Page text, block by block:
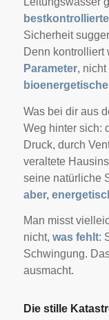
Sicherheit
Denn kontrolliert
Parameter, nicht
Was bei dir aus
Weg hinter sich:
Druck, durch
veraltete
seine natürliche
aber,
Man misst
nicht, was fehlt:
Schwingung.
ausmacht.
Die stille